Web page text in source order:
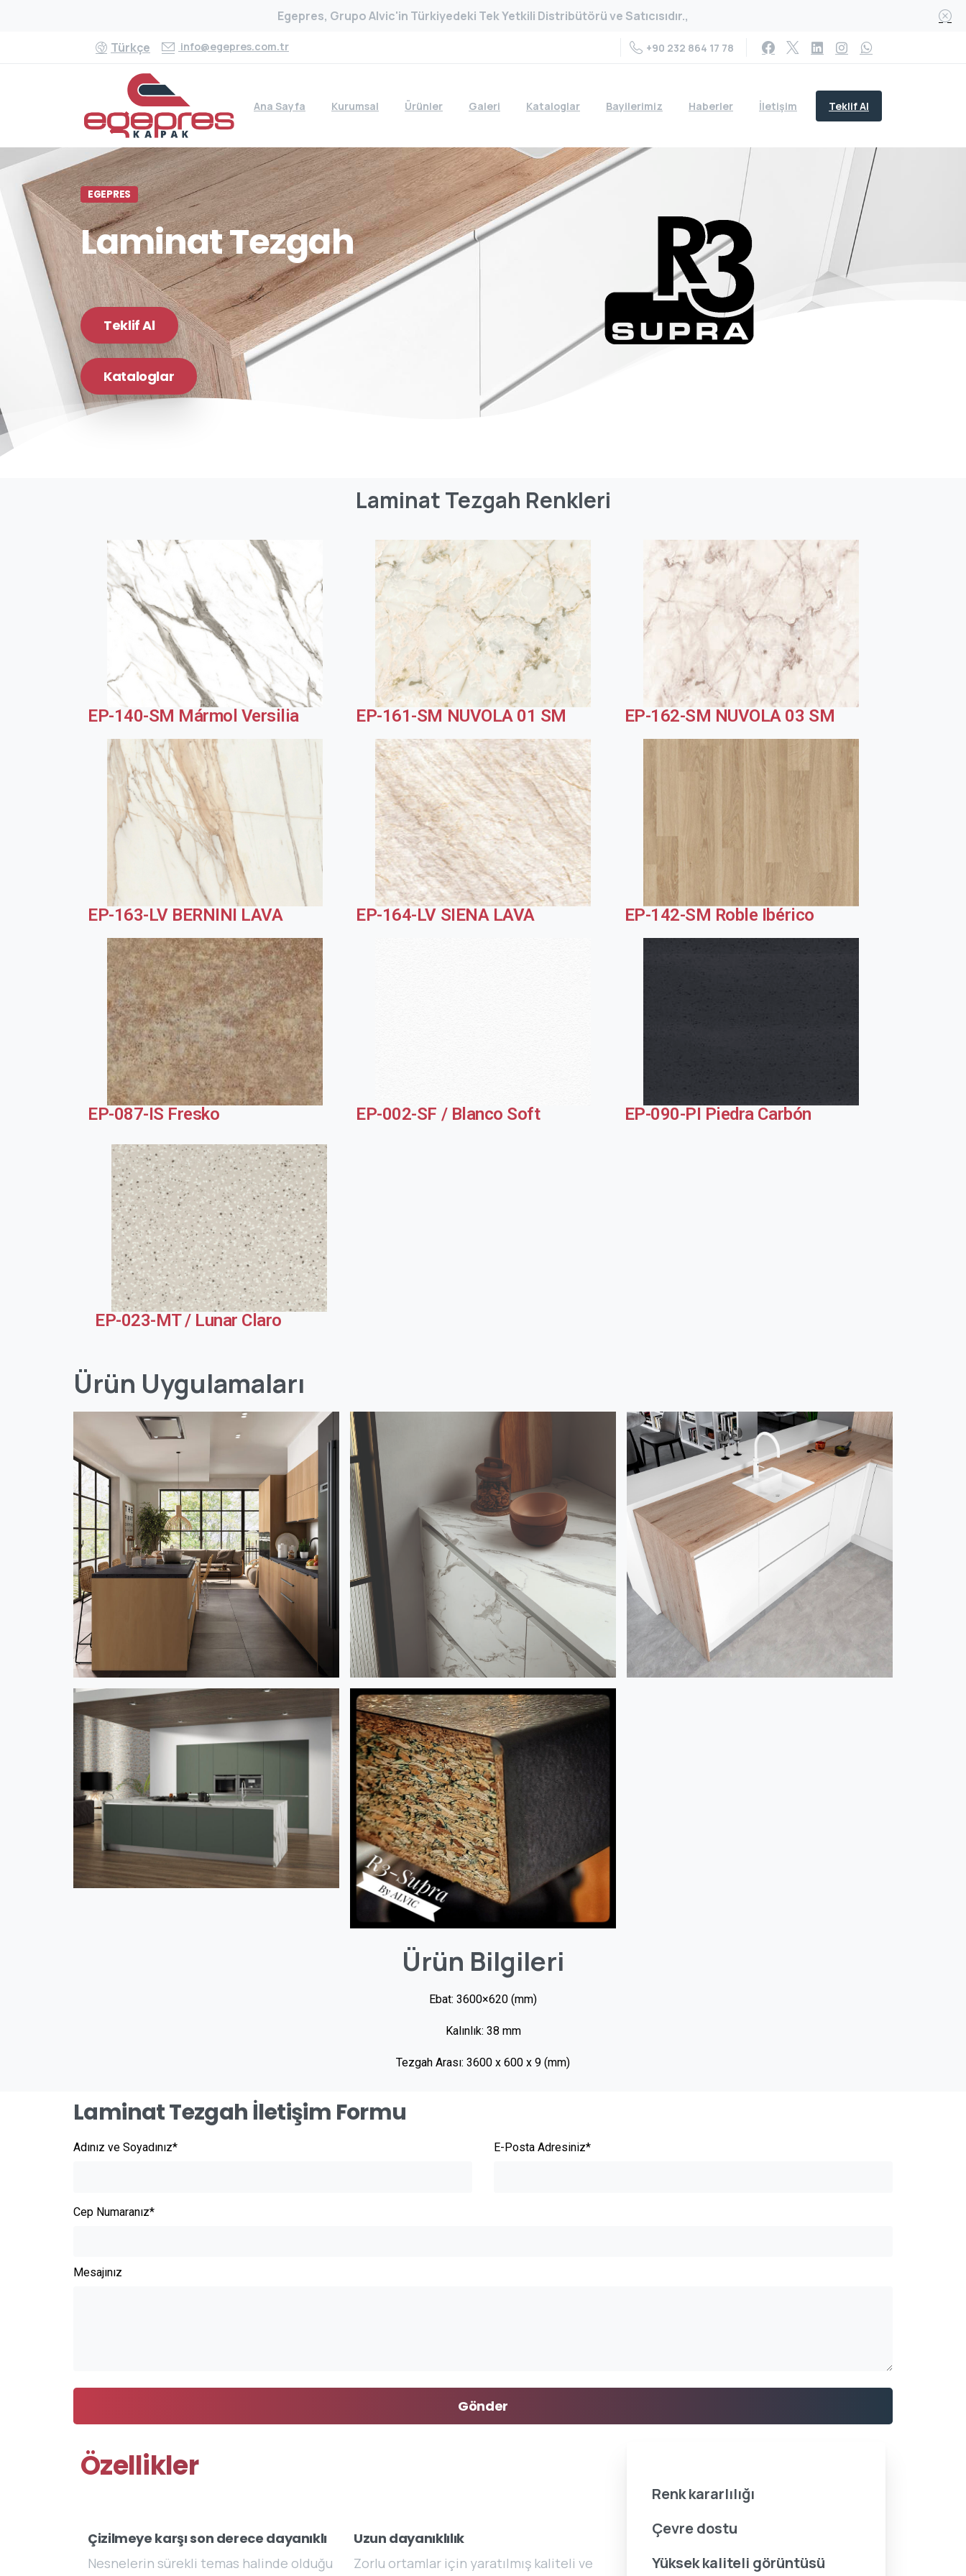
Egepres, Grupo Alvic'in Türkiyedeki Tek Yetkili Distribütörü ve Satıcısıdır.,
Türkçe
info@egepres.com.tr +90 232 864 17 78
Ana Sayfa Kurumsal Ürünler Galeri Kataloglar Bayilerimiz Haberler İletişim Teklif Al
EGEPRES
LaminatTezgah
Teklif Al
Kataloglar
LaminatTezgah Renkleri
EP-140-SM Mármol Versilia EP-161-SM NUVOLA 01 SM EP-162-SM NUVOLA 03 SM
EP-163-LV BERNINI LAVA EP-164-LV SIENA LAVA EP-142-SM Roble Ibérico
EP-087-IS Fresko EP-002-SF / Blanco Soft EP-090-PI Piedra Carbón
EP-023-MT / Lunar Claro
Ürün Uygulamaları
Ürün Bilgileri
Ebat: 3600×620 (mm)
Kalınlık: 38 mm
Tezgah Arası: 3600 x 600 x 9 (mm)
Laminat Tezgah İletişim Formu
Adınız ve Soyadınız* E-Posta Adresiniz*
Cep Numaranız*
Mesajınız
Özellikler
Çizilmeye karşı son derece dayanıklı
Nesnelerin sürekli temas halinde olduğu
Uzun dayanıklılık
Zorlu ortamlar için yaratılmış kaliteli ve
Renk kararlılığı
Çevre dostu
Yüksek kaliteli görüntüsü